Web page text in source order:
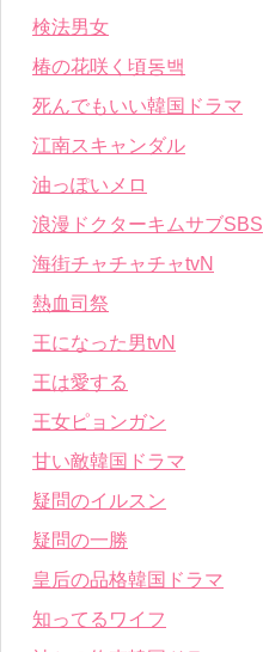
検法男女
椿の花咲く頃동백
死んでもいい韓国ドラマ
江南スキャンダル
油っぽいメロ
浪漫ドクターキムサブSBS
海街チャチャチャtvN
熱血司祭
王になった男tvN
王は愛する
王女ピョンガン
甘い敵韓国ドラマ
疑問のイルスン
疑問の一勝
皇后の品格韓国ドラマ
知ってるワイフ